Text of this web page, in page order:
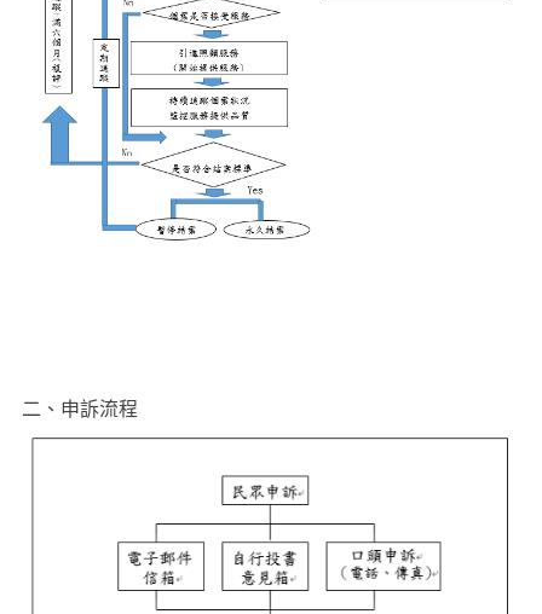
二、申訴流程